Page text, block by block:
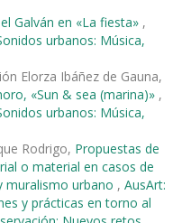
Galván en «La fiesta» ,
urbanos: Música,
Elorza Ibáñez de Gauna,
«Sun & sea (marina)» ,
urbanos: Música,
Rodrigo, Propuestas de
o material en casos de
muralismo urbano , AusArt:
y prácticas en torno al